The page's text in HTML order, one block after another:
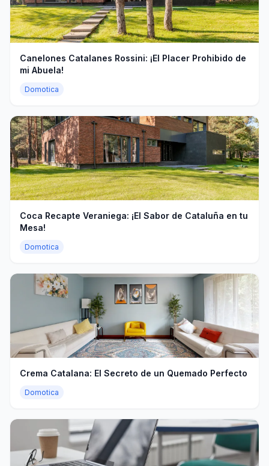
Canelones Catalanes Rossini: ¡El Placer Prohibido de
mi Abuela!
Domotica
Coca Recapte Veraniega: ¡El Sabor de Cataluña en tu
Mesa!
Domotica
Crema Catalana: El Secreto de un Quemado Perfecto
Domotica